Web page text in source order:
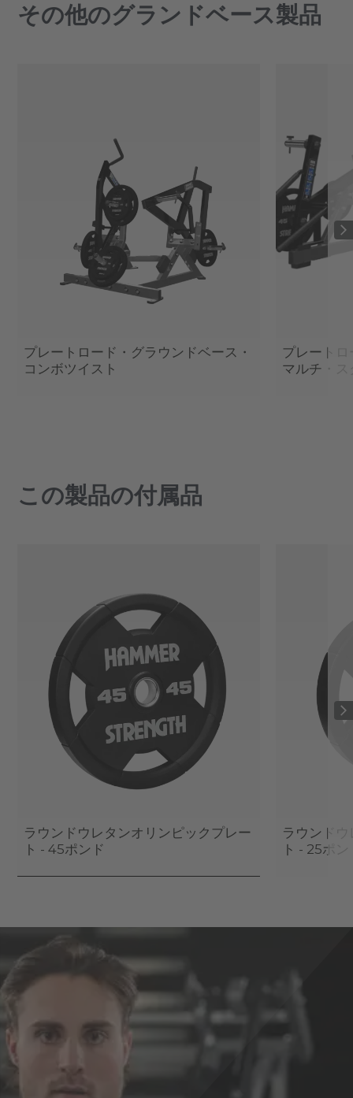
その他のグランドベース製品
プレートロード・グラウンドベース・
コンボツイスト
プレート
マルチ・ス
この製品の付属品
ラウンドウレタンオリンピックプレー
ト - 45ポンド
ラウンド
ト - 25ポン